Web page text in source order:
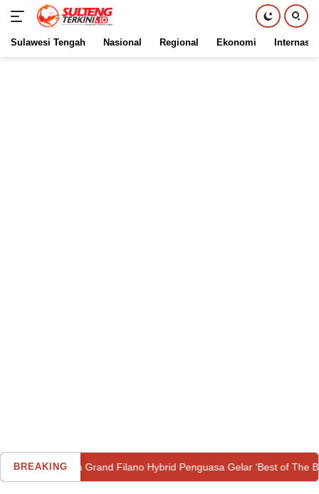
Sulawesi Tengah Nasional Regional Ekonomi
BREAKING
Filano Hybrid Penguasa Gelar ‘Best of The Best’ Classy Modifest